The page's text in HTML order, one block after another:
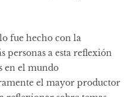
fue hecho con la
personas a esta reflexión
en el mundo
el mayor productor